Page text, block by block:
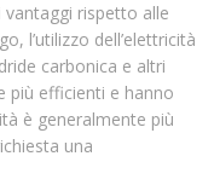
rispetto alle
l’utilizzo dell’elettricità
carbonica e altri
più efficienti e hanno
è generalmente più
una